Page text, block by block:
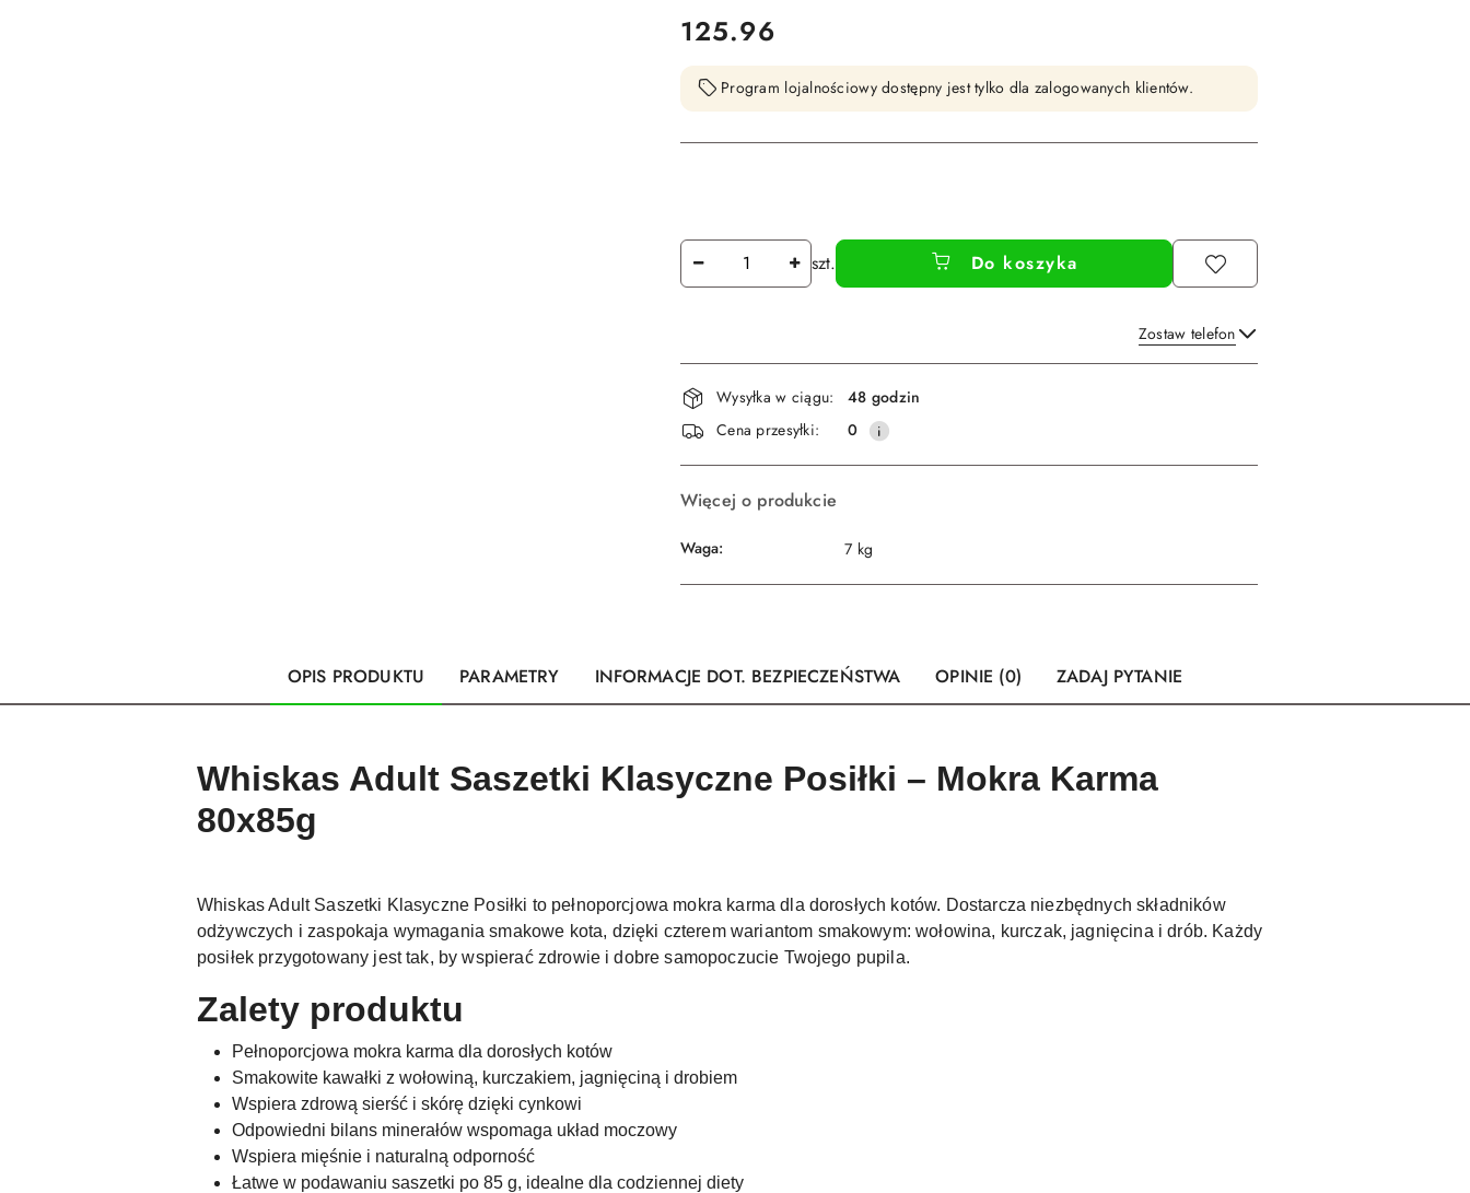
cena:
125.96
Program lojalnościowy dostępny jest tylko dla zalogowanych klientów.
Ilość szt. Do koszyka
Zostaw telefon
Wyślij
Dostępność
i
dostawa
Wysyłka w ciągu:
48 godzin
Cena przesyłki:
0
Więcej o produkcie
Waga: 7 kg
OPIS PRODUKTU PARAMETRY INFORMACJE DOT. BEZPIECZEŃSTWA OPINIE (0) ZADAJ PYTANIE
Whiskas Adult Saszetki Klasyczne Posiłki – Mokra Karma
80x85g
Whiskas Adult Saszetki Klasyczne Posiłki to pełnoporcjowa mokra karma dla dorosłych kotów. Dostarcza niezbędnych składników
odżywczych i zaspokaja wymagania smakowe kota, dzięki czterem wariantom smakowym: wołowina, kurczak, jagnięcina i drób. Każdy
posiłek przygotowany jest tak, by wspierać zdrowie i dobre samopoczucie Twojego pupila.
Zalety produktu
Pełnoporcjowa mokra karma dla dorosłych kotów
Smakowite kawałki z wołowiną, kurczakiem, jagnięciną i drobiem
Wspiera zdrową sierść i skórę dzięki cynkowi
Odpowiedni bilans minerałów wspomaga układ moczowy
Wspiera mięśnie i naturalną odporność
Łatwe w podawaniu saszetki po 85 g, idealne dla codziennej diety